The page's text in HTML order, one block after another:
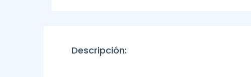
Descripción: